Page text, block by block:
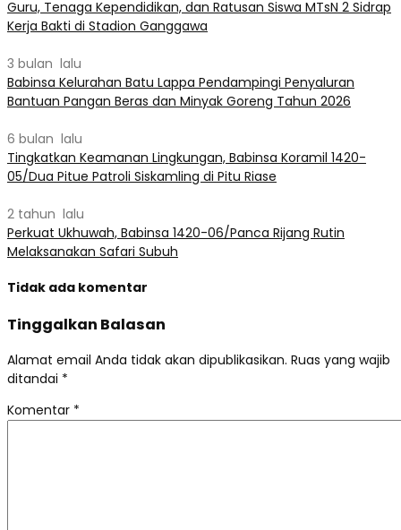
Guru, Tenaga Kependidikan, dan Ratusan Siswa MTsN 2 Sidrap
Kerja Bakti di Stadion Ganggawa
3 bulan lalu
Babinsa Kelurahan Batu Lappa Pendampingi Penyaluran
Bantuan Pangan Beras dan Minyak Goreng Tahun 2026
6 bulan lalu
Tingkatkan Keamanan Lingkungan, Babinsa Koramil 1420-
05/Dua Pitue Patroli Siskamling di Pitu Riase
2 tahun lalu
Perkuat Ukhuwah, Babinsa 1420-06/Panca Rijang Rutin
Melaksanakan Safari Subuh
Tidak ada komentar
Tinggalkan Balasan
Alamat email Anda tidak akan dipublikasikan. Ruas yang wajib
ditandai *
Komentar *